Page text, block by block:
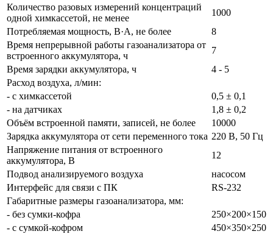
Количество разовых измерений концентраций
одной химкассетой, не менее
1000
Потребляемая мощность, В·А, не более
8
Время непрерывной работы газоанализатора от
встроенного аккумулятора, ч
7
Время зарядки аккумулятора, ч
4 - 5
Расход воздуха, л/мин:
- с химкассетой
0,5 ± 0,1
- на датчиках
1,8 ± 0,2
Объём встроенной памяти, записей, не более
10000
Зарядка аккумулятора от сети переменного тока 220 В, 50 Гц
Напряжение питания от встроенного
аккумулятора, В
12
Подвод анализируемого воздуха
насосом
Интерфейс для связи с ПК
RS-232
Габаритные размеры газоанализатора, мм:
- без сумки-кофра
250×200×150
- с сумкой-кофром
450×350×250